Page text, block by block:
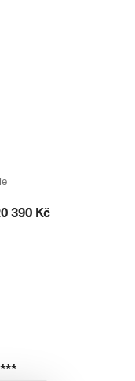
390 Kč